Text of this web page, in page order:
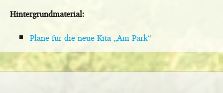
Hintergrundmaterial:
Pläne für die neue Kita „Am Park“